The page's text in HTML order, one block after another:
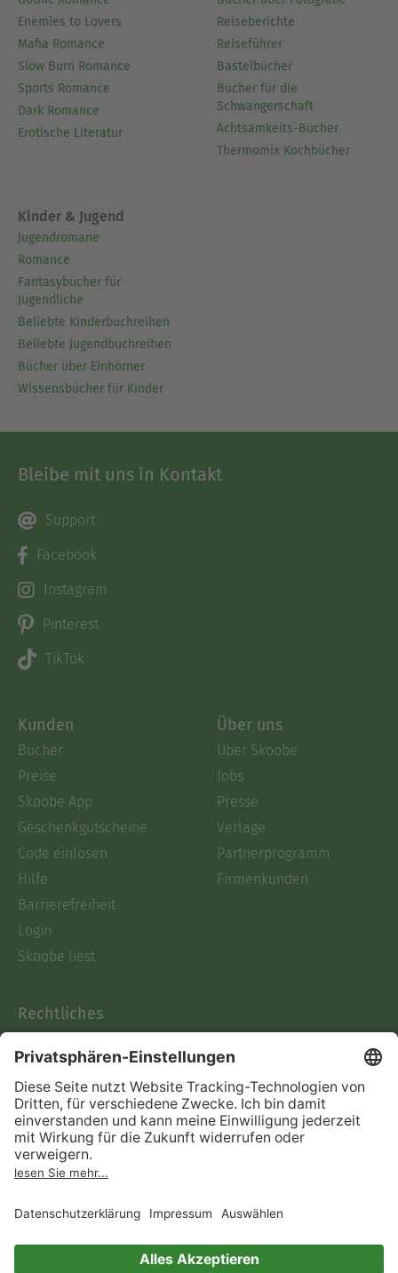
Enemies to Lovers
Mafia Romance
Slow Burn Romance
Sports Romance
Dark Romance
Erotische Literatur
Reiseberichte
Reiseführer
Bastelbücher
Bücher für die
Schwangerschaft
Achtsamkeits-Bücher
Thermomix Kochbücher
Kinder & Jugend
Jugendromane
Romance
Fantasybücher für
Jugendliche
Beliebte Kinderbuchreihen
Beliebte Jugendbuchreihen
Bücher über Einhörner
Wissensbücher für Kinder
Bleibe mit uns in Kontakt
Support
Facebook
Instagram
Pinterest
TikTok
Kunden
Bücher
Preise
Skoobe App
Geschenkgutscheine
Code einlösen
Hilfe
Barrierefreiheit
Login
Skoobe liest
Über uns
Über Skoobe
Jobs
Presse
Verlage
Partnerprogramm
Firmenkunden
Rechtliches
AGB
Informationen nach Data
Act
Verträge hier kündigen
Impressum